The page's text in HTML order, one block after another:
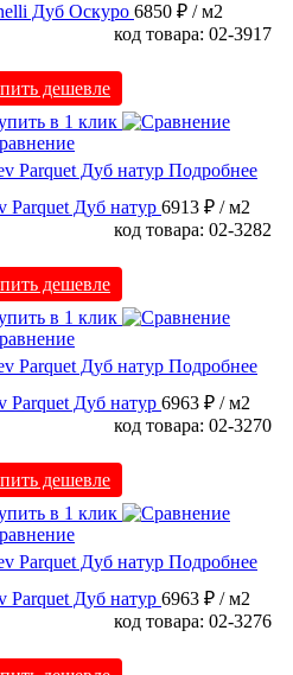
Дуб Оскуро 6850 ₽ / м2
код товара: 02-3917
дешевле
в 1 клик
Подробнее
Parquet Дуб натур 6913 ₽ / м2
код товара: 02-3282
дешевле
в 1 клик
Подробнее
Parquet Дуб натур 6963 ₽ / м2
код товара: 02-3270
дешевле
в 1 клик
Подробнее
Parquet Дуб натур 6963 ₽ / м2
код товара: 02-3276